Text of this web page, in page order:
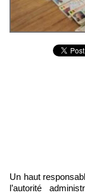
Un haut responsable de l’Apr est accusé d’être de mèche avec
l’autorité